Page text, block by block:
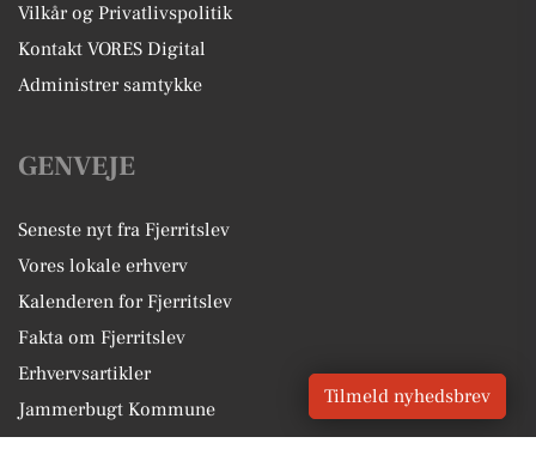
Vilkår og Privatlivspolitik
Kontakt VORES Digital
Administrer samtykke
GENVEJE
Seneste nyt fra Fjerritslev
Vores lokale erhverv
Kalenderen for Fjerritslev
Fakta om Fjerritslev
Erhvervsartikler
Jammerbugt Kommune
Tilmeld nyhedsbrev